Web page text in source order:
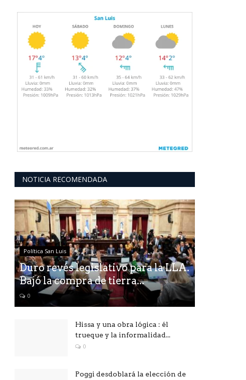
NOTICIA RECOMENDADA
Política San Luis
Duro revés legislativo para la LLA.
Bajó la compra de tierra...
0
Hissa y una obra lógica : él
trueque y la informalidad...
0
Poggi desdoblará la elección de